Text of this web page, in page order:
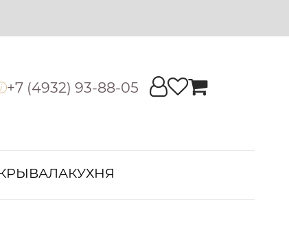
i +7 (4932) 93-88-05
КУХНЯ